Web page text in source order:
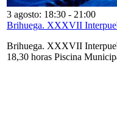
3 agosto: 18:30 - 21:00
Brihuega. XXXVII
Brihuega. XXXVII
18,30 horas Piscina